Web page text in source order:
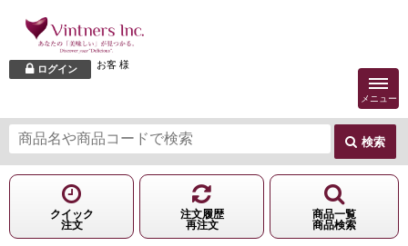
ログイン お客 様
メニュー
検索
クイック
注文
注文履歴
再注文
商品一覧
商品検索